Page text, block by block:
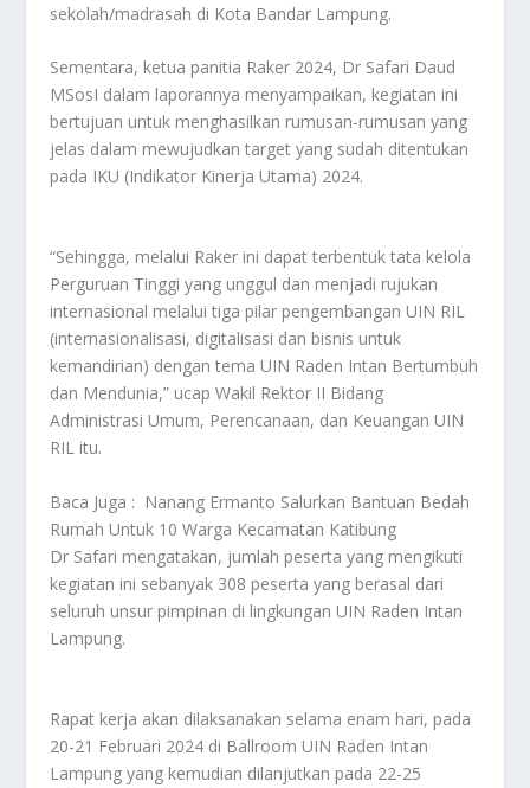
sekolah/madrasah di Kota Bandar Lampung.
Sementara, ketua panitia Raker 2024, Dr Safari Daud
MSosI dalam laporannya menyampaikan, kegiatan ini
bertujuan untuk menghasilkan rumusan-rumusan yang
jelas dalam mewujudkan target yang sudah ditentukan
pada IKU (Indikator Kinerja Utama) 2024.
“Sehingga, melalui Raker ini dapat terbentuk tata kelola
Perguruan Tinggi yang unggul dan menjadi rujukan
internasional melalui tiga pilar pengembangan UIN RIL
(internasionalisasi, digitalisasi dan bisnis untuk
kemandirian) dengan tema UIN Raden Intan Bertumbuh
dan Mendunia,” ucap Wakil Rektor II Bidang
Administrasi Umum, Perencanaan, dan Keuangan UIN
RIL itu.
Baca Juga : Nanang Ermanto Salurkan Bantuan Bedah
Rumah Untuk 10 Warga Kecamatan Katibung
Dr Safari mengatakan, jumlah peserta yang mengikuti
kegiatan ini sebanyak 308 peserta yang berasal dari
seluruh unsur pimpinan di lingkungan UIN Raden Intan
Lampung.
Rapat kerja akan dilaksanakan selama enam hari, pada
20-21 Februari 2024 di Ballroom UIN Raden Intan
Lampung yang kemudian dilanjutkan pada 22-25